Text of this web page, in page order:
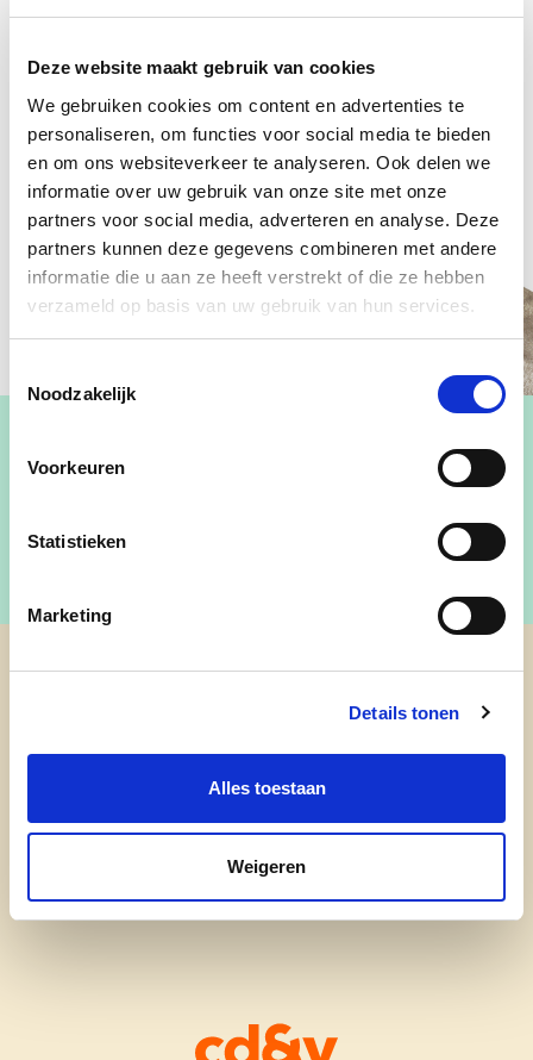
Deze website maakt gebruik van cookies
We gebruiken cookies om content en advertenties te
personaliseren, om functies voor social media te bieden
en om ons websiteverkeer te analyseren. Ook delen we
informatie over uw gebruik van onze site met onze
partners voor social media, adverteren en analyse. Deze
partners kunnen deze gegevens combineren met andere
informatie die u aan ze heeft verstrekt of die ze hebben
verzameld op basis van uw gebruik van hun services.
Noodzakelijk
Voorkeuren
Statistieken
Marketing
Details tonen
Alles toestaan
Weigeren
nieuws